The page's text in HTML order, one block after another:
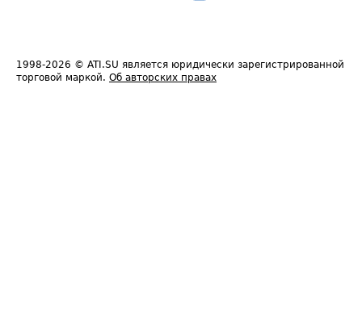
1998-2026 © ATI.SU является юридически зарегистрированной
торговой маркой. Об авторских правах